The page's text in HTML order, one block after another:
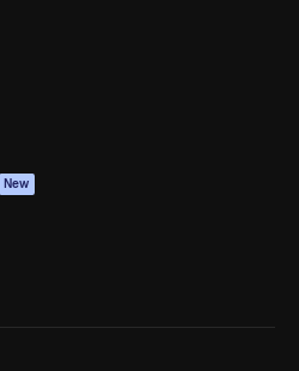
New